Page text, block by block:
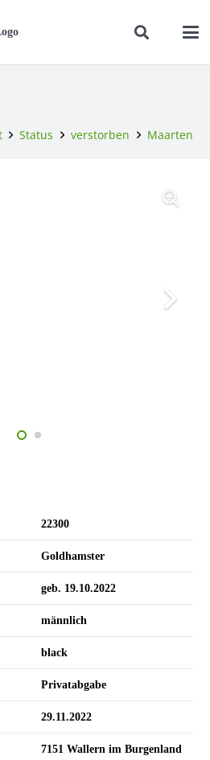
Status verstorben Maarten
22300
Goldhamster
geb. 19.10.2022
männlich
black
Privatabgabe
29.11.2022
7151 Wallern im Burgenland